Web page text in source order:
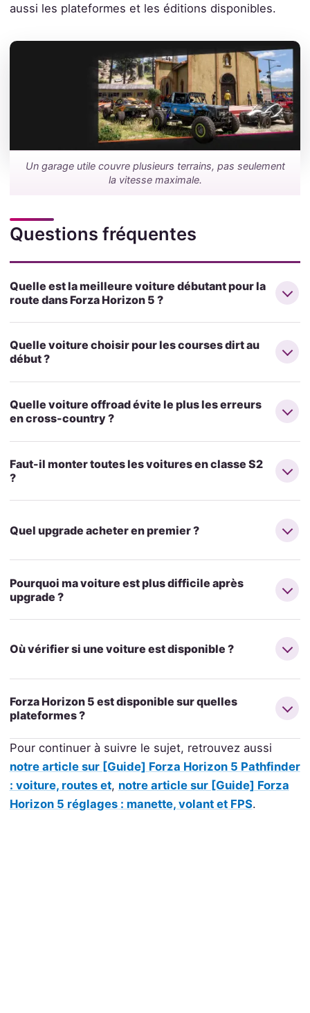
aussi les plateformes et les éditions disponibles.
Un garage utile couvre plusieurs terrains, pas seulement
la vitesse maximale.
Questions fréquentes
Quelle est la meilleure voiture débutant pour la
route dans Forza Horizon 5 ?
Quelle voiture choisir pour les courses dirt au
début ?
Quelle voiture offroad évite le plus les erreurs
en cross-country ?
Faut-il monter toutes les voitures en classe S2
?
Quel upgrade acheter en premier ?
Pourquoi ma voiture est plus difficile après
upgrade ?
Où vérifier si une voiture est disponible ?
Forza Horizon 5 est disponible sur quelles
plateformes ?
Pour continuer à suivre le sujet, retrouvez aussi
notre article sur [Guide] Forza Horizon 5 Pathfinder
: voiture, routes et, notre article sur [Guide] Forza
Horizon 5 réglages : manette, volant et FPS.